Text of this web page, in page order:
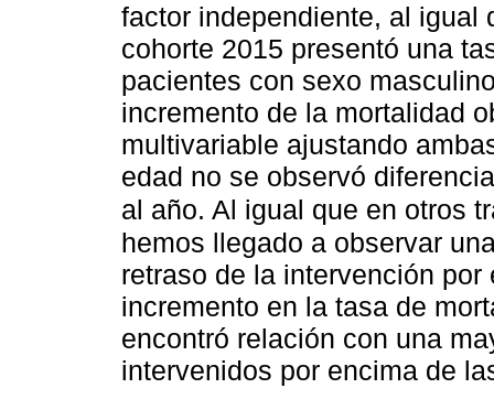
factor independiente, al igual
cohorte 2015 presentó una
pacientes con sexo
incremento de la mortalidad
multivariable ajustando
edad no se observó
al año. Al igual que en otros
hemos llegado a observar
retraso de la intervención
incremento en la tasa de
encontró relación con una
intervenidos por encima de